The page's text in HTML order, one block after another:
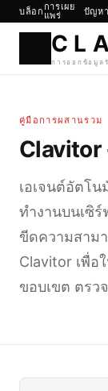
บล็อกการเผย
แพร่
ปัญห
คู่มือการผสานรวม
Clavitor
เอเจนต์อัตโ
ทำงานบนเซิ
ขีดความสาม
Clavitor เพื่อ
ขอบเขต ตรว